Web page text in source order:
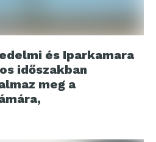
és Iparkamara
időszakban
meg a